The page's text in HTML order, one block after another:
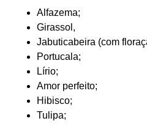
Alfazema;
Girassol,
Jabuticabeira (com
Portucala;
Lírio;
Amor perfeito;
Hibisco;
Tulipa;